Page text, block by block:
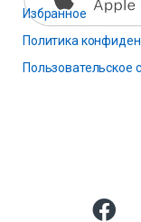
Избранное
Политика
Пользовательское